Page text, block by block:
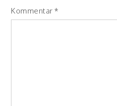
Kommentar *